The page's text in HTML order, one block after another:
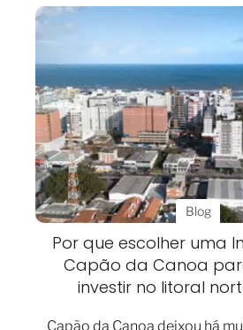
Blog
Por que escolher uma
Capão da Canoa
investir no litoral
Capão da Canoa deixou há